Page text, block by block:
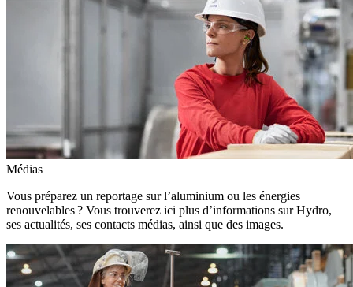
Médias
Vous préparez un reportage sur l’aluminium ou les énergies
renouvelables ? Vous trouverez ici plus d’informations sur Hydro,
ses actualités, ses contacts médias, ainsi que des images.